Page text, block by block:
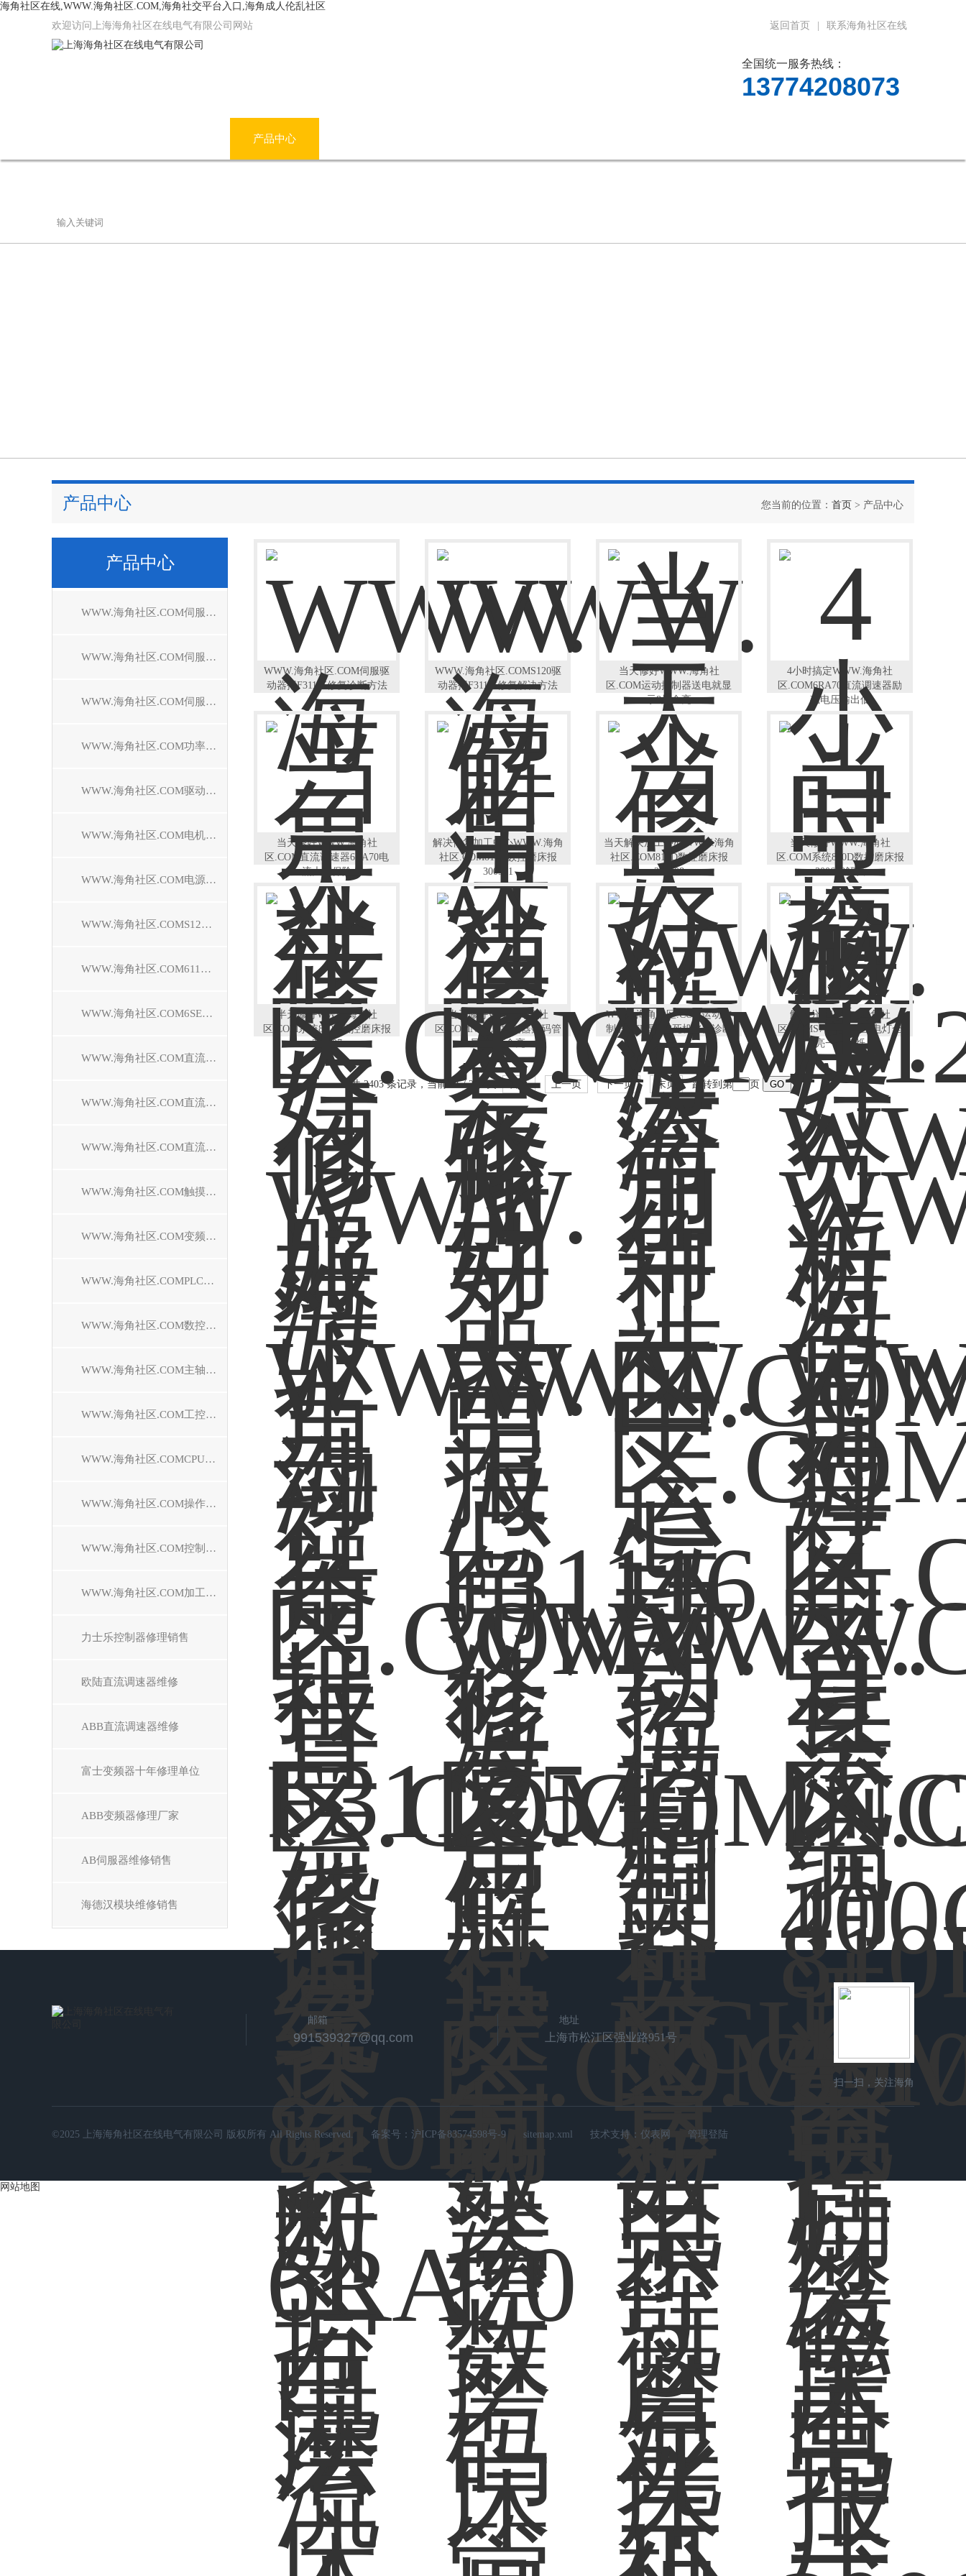
海角社区在线,WWW.海角社区.COM,海角社交平台入口,海角成人伦乱社区
欢迎访问上海海角社区在线电气有限公司网站
返回首页 联系海角社区在线
全国统一服务热线：
13774208073
产品中心
产品中心 您当前的位置： 首页 > 产品中心
产品中心
WWW.海角社区.COM伺服驱动器维修
WWW.海角社区.COM伺服控制器维修
WWW.海角社区.COM伺服电机维修
WWW.海角社区.COM功率模块维修
WWW.海角社区.COM驱动模块维修
WWW.海角社区.COM电机模块维修
WWW.海角社区.COM电源模块维修
WWW.海角社区.COMS120驱动器维修
WWW.海角社区.COM611驱动器维修
WWW.海角社区.COM6SE70驱动器维修
WWW.海角社区.COM直流调速装置维修
WWW.海角社区.COM直流控制器维修
WWW.海角社区.COM直流驱动器维修
WWW.海角社区.COM触摸屏维修
WWW.海角社区.COM变频器维修
WWW.海角社区.COMPLC模块维修
WWW.海角社区.COM数控系统维修
WWW.海角社区.COM主轴电机维修
WWW.海角社区.COM工控机维修
WWW.海角社区.COMCPU模块维修中心
WWW.海角社区.COM操作面板维修
WWW.海角社区.COM控制器维修
WWW.海角社区.COM加工中心维修
力士乐控制器修理销售
欧陆直流调速器维修
ABB直流调速器维修
富士变频器十年修理单位
ABB变频器修理厂家
AB伺服器维修销售
海德汉模块维修销售
WWW.海角社区.COM伺服驱
动器报F31125修复诊断方法
WWW.海角社区.COMS120驱
动器报F31116修复解决方法
当天修好WWW.海角社
区.COM运动控制器送电就显
示8灯全亮
4小时搞定WWW.海角社
区.COM6RA70直流调速器励
磁电压输出低
当天修好WWW.海角社
区.COM直流调速器6RA70电
流大烧保险
解决修复加工中心WWW.海角
社区.COM810D数控磨床报
300501
当天解决加工中心WWW.海角
社区.COM810D数控磨床报
300608
当天修好WWW.海角社
区.COM系统810D数控磨床报
300608解决
​半天修好WWW.海角社
区.COM系统810D数控磨床报
300607
当天修好WWW.海角社
区.COMNCU总控制器数码管
显示3灯全亮
WWW.海角社区.COM运动控
制器NCU显示3死机修复诊断
解决分析WWW.海角社
区.COMS7-400CPU上电灯全
亮一直闪烁
共 2403 条记录，当前 81 / 201 页 首页 上一页 下一页 末页 跳转到第 页
邮箱
991539327@qq.com
地址
上海市松江区强业路951号
扫一扫，关注海角
©2025 上海海角社区在线电气有限公司 版权所有 All Rights Reserved. 备案号： 沪ICP备83574598号-9 sitemap.xml 技术支持： 仪表网 管理登陆
网站地图